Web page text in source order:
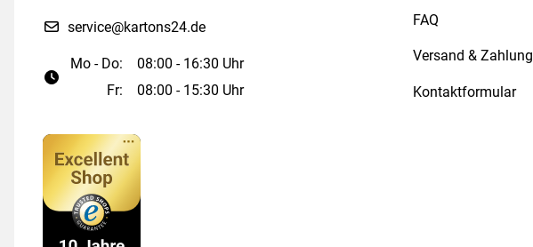
service@kartons24.de
Mo - Do:
08:00 - 16:30 Uhr
Fr:
08:00 - 15:30 Uhr
FAQ
Versand & Zahlung
Kontaktformular